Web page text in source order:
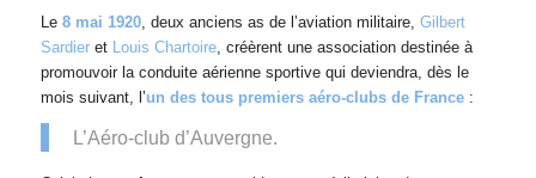
Le 8 mai 1920, deux anciens as de l’aviation militaire, Gilbert
Sardieret Louis Chartoire, créèrent une association destinée à
promouvoir la conduite aérienne sportive qui deviendra, dès le
mois suivant, l’un des tous premiers aéro-clubs de France:
L’Aéro-club d’Auvergne.